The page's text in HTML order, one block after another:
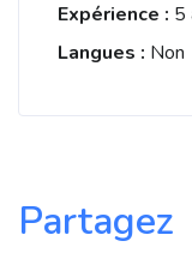
Expérience : 5
Langues : Non
Partagez